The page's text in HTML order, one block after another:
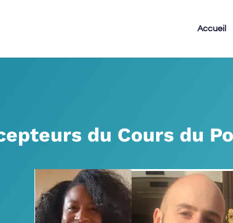
Accueil
du Cours du